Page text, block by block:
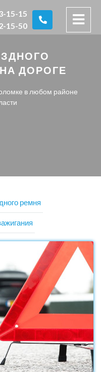
15-15
15-50
ДОРОГЕ
в любом районе
ремня